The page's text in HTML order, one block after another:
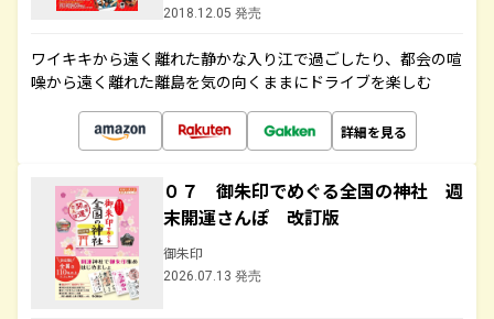
2018.12.05 発売
ワイキキから遠く離れた静かな入り江で過ごしたり、都会の喧
噪から遠く離れた離島を気の向くままにドライブを楽しむ
詳細を見る
０７ 御朱印でめぐる全国の神社 週
末開運さんぽ 改訂版
御朱印
2026.07.13 発売